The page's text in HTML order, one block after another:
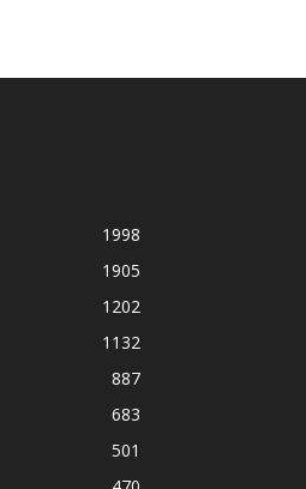
1998
1905
1202
1132
887
683
501